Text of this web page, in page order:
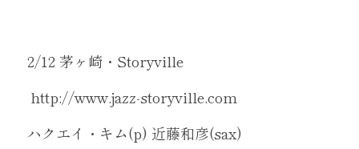
2/12 茅ヶ崎・Storyville
http://www.jazz-storyville.com
ハクエイ・キム(p) 近藤和彦(sax)